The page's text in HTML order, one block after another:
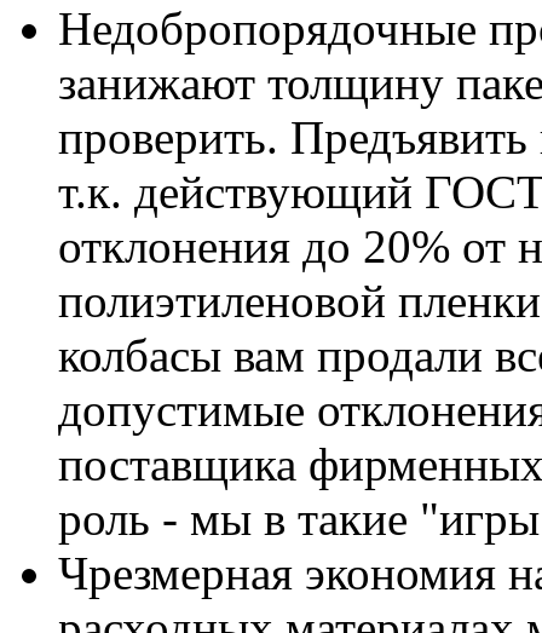
Недобропорядочные
занижают толщину
проверить.
т.к. действующий
отклонения до 20%
полиэтиленовой
колбасы вам продали
допустимые
поставщика
роль - мы в такие
Чрезмерная экономия